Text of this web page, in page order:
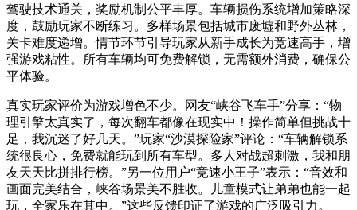
驾驶技术通关，奖励机制公平丰厚。车辆损伤系统增加策略深
度，鼓励玩家不断练习。多样场景包括城市废墟和野外丛林，
关卡难度递增。情节环节引导玩家从新手成长为竞速高手，增
强游戏粘性。所有车辆均可免费解锁，无需额外消费，确保公
平体验。
真实玩家评价为游戏增色不少。网友“峡谷飞车手”分享：“物
理引擎太真实了，每次翻车都像在现实中！操作简单但挑战十
足，我沉迷了好几天。”玩家“沙漠探险家”评论：“车辆解锁系
统很良心，免费就能玩到所有车型。多人对战超刺激，我和朋
友天天比拼排行榜。”另一位用户“竞速小王子”表示：“音效和
画面完美结合，峡谷场景美不胜收。儿童模式让弟弟也能一起
玩，全家乐在其中。”这些反馈印证了游戏的广泛吸引力。